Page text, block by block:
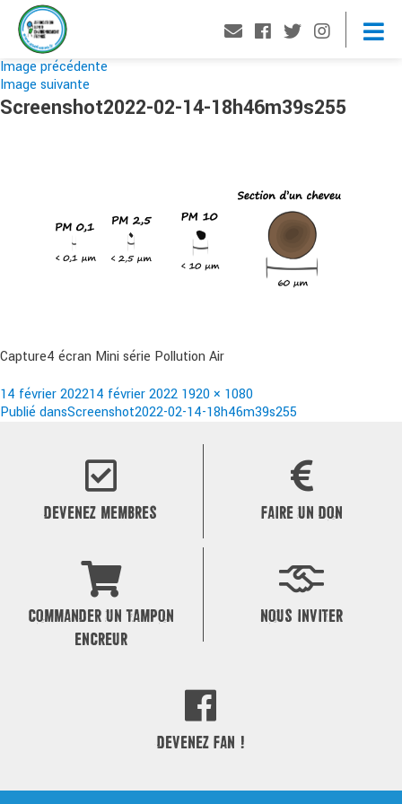
Image précédente
Image suivante
Screenshot2022-02-14-18h46m39s255
Capture4 écran Mini série Pollution Air
Publié
le
14 février 202214 février 2022 Taille
réelle
1920 × 1080
Navigation
Publié dansScreenshot2022-02-14-18h46m39s255
DEVENEZ MEMBRES FAIRE UN DON
COMMANDER UN TAMPON
ENCREUR
NOUS INVITER
DEVENEZ FAN !